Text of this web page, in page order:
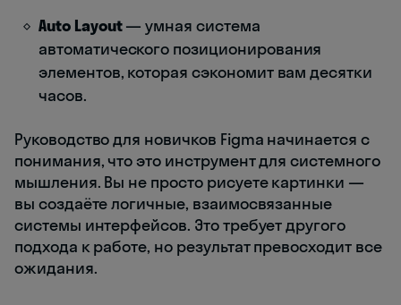
Auto Layout— умная система
автоматического позиционирования
элементов, которая сэкономит вам десятки
часов.
Руководство для новичков Figma начинается с
понимания, что это инструмент для системного
мышления. Вы не просто рисуете картинки —
вы создаёте логичные, взаимосвязанные
системы интерфейсов. Это требует другого
подхода к работе, но результат превосходит все
ожидания.